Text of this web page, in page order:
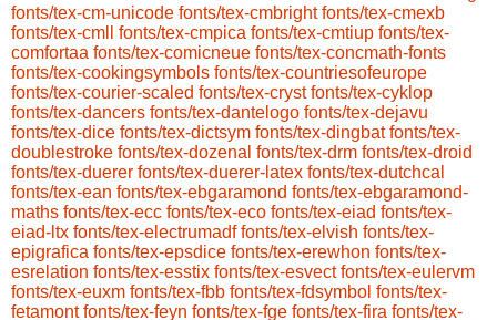
fonts/tex-cm-unicode fonts/tex-cmbright fonts/tex-cmexb
fonts/tex-cmll
fonts/tex-cmpica fonts/tex-cmtiup fonts/tex-
comfortaa fonts/tex-comicneue fonts/tex-concmath-fonts
fonts/tex-cookingsymbols fonts/tex-countriesofeurope
fonts/tex-courier-scaled fonts/tex-cryst fonts/tex-cyklop
fonts/tex-dancers fonts/tex-dantelogo fonts/tex-dejavu
fonts/tex-dice fonts/tex-dictsym fonts/tex-dingbat fonts/tex-
doublestroke fonts/tex-dozenal fonts/tex-drm fonts/tex-droid
fonts/tex-duerer fonts/tex-duerer-latex fonts/tex-dutchcal
fonts/tex-ean fonts/tex-ebgaramond fonts/tex-ebgaramond-
maths fonts/tex-ecc fonts/tex-eco fonts/tex-eiad fonts/tex-
eiad-ltx fonts/tex-electrumadf fonts/tex-elvish fonts/tex-
epigrafica fonts/tex-epsdice fonts/tex-erewhon fonts/tex-
esrelation fonts/tex-esstix fonts/tex-esvect fonts/tex-eulervm
fonts/tex-euxm fonts/tex-fbb fonts/tex-fdsymbol fonts/tex-
fetamont fonts/tex-feyn fonts/tex-fge fonts/tex-fira fonts/tex-